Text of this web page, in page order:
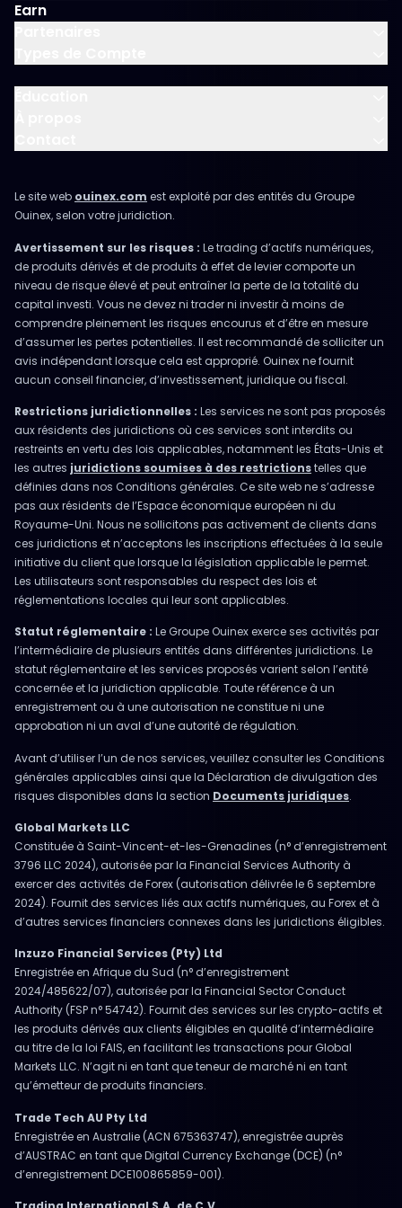
Earn
Le site web ouinex.com est exploité par des entités du Groupe
Ouinex, selon votre juridiction.
Avertissement sur les risques : Le trading d’actifs numériques,
de produits dérivés et de produits à effet de levier comporte un
niveau de risque élevé et peut entraîner la perte de la totalité du
capital investi. Vous ne devez ni trader ni investir à moins de
comprendre pleinement les risques encourus et d’être en mesure
d’assumer les pertes potentielles. Il est recommandé de solliciter un
avis indépendant lorsque cela est approprié. Ouinex ne fournit
aucun conseil financier, d’investissement, juridique ou fiscal.
Restrictions juridictionnelles : Les services ne sont pas proposés
aux résidents des juridictions où ces services sont interdits ou
restreints en vertu des lois applicables, notamment les États-Unis et
les autres juridictions soumises à des restrictionstelles que
définies dans nos Conditions générales. Ce site web ne s’adresse
pas aux résidents de l’Espace économique européen ni du
Royaume-Uni. Nous ne sollicitons pas activement de clients dans
ces juridictions et n’acceptons les inscriptions effectuées à la seule
initiative du client que lorsque la législation applicable le permet.
Les utilisateurs sont responsables du respect des lois et
réglementations locales qui leur sont applicables.
Statut réglementaire : Le Groupe Ouinex exerce ses activités par
l’intermédiaire de plusieurs entités dans différentes juridictions. Le
statut réglementaire et les services proposés varient selon l’entité
concernée et la juridiction applicable. Toute référence à un
enregistrement ou à une autorisation ne constitue ni une
approbation ni un aval d’une autorité de régulation.
Avant d’utiliser l’un de nos services, veuillez consulter les Conditions
générales applicables ainsi que la Déclaration de divulgation des
risques disponibles dans la section Documents juridiques.
Global Markets LLC
Constituée à Saint-Vincent-et-les-Grenadines (n° d’enregistrement
3796 LLC 2024), autorisée par la Financial Services Authority à
exercer des activités de Forex (autorisation délivrée le 6 septembre
2024). Fournit des services liés aux actifs numériques, au Forex et à
d’autres services financiers connexes dans les juridictions éligibles.
Inzuzo Financial Services (Pty) Ltd
Enregistrée en Afrique du Sud (n° d’enregistrement
2024/485622/07), autorisée par la Financial Sector Conduct
Authority (FSP n° 54742). Fournit des services sur les crypto-actifs et
les produits dérivés aux clients éligibles en qualité d’intermédiaire
au titre de la loi FAIS, en facilitant les transactions pour Global
Markets LLC. N’agit ni en tant que teneur de marché ni en tant
qu’émetteur de produits financiers.
Trade Tech AU Pty Ltd
Enregistrée en Australie (ACN 675363747), enregistrée auprès
d’AUSTRAC en tant que Digital Currency Exchange (DCE) (n°
d’enregistrement DCE100865859-001).